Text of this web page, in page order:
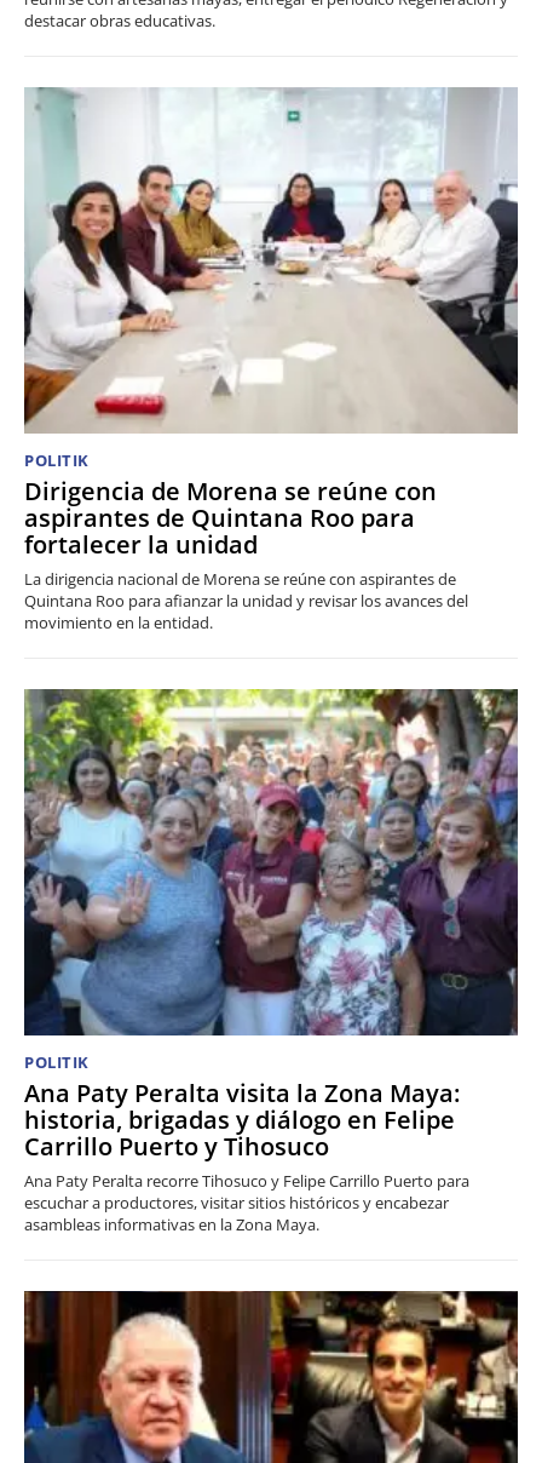
destacar obras educativas.
POLITIK
Dirigencia de Morena se reúne con
aspirantes de Quintana Roo para
fortalecer la unidad
La dirigencia nacional de Morena se reúne con aspirantes de
Quintana Roo para afianzar la unidad y revisar los avances del
movimiento en la entidad.
POLITIK
Ana Paty Peralta visita la Zona Maya:
historia, brigadas y diálogo en Felipe
Carrillo Puerto y Tihosuco
Ana Paty Peralta recorre Tihosuco y Felipe Carrillo Puerto para
escuchar a productores, visitar sitios históricos y encabezar
asambleas informativas en la Zona Maya.